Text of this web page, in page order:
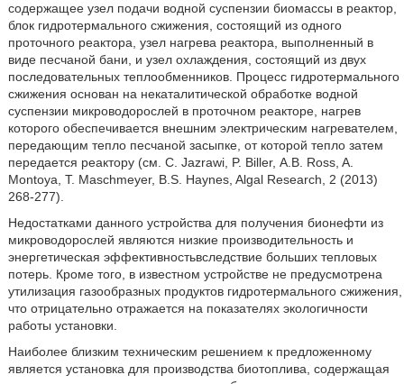
содержащее узел подачи водной суспензии биомассы в реактор,
блок гидротермального сжижения, состоящий из одного
проточного реактора, узел нагрева реактора, выполненный в
виде песчаной бани, и узел охлаждения, состоящий из двух
последовательных теплообменников. Процесс гидротермального
сжижения основан на некаталитической обработке водной
суспензии микроводорослей в проточном реакторе, нагрев
которого обеспечивается внешним электрическим нагревателем,
передающим тепло песчаной засыпке, от которой тепло затем
передается реактору (см. С. Jazrawi, P. Biller, А.В. Ross, A.
Montoya, Т. Maschmeyer, B.S. Haynes, Algal Research, 2 (2013)
268-277).
Недостатками данного устройства для получения бионефти из
микроводорослей являются низкие производительность и
энергетическая эффективностьвследствие больших тепловых
потерь. Кроме того, в известном устройстве не предусмотрена
утилизация газообразных продуктов гидротермального сжижения,
что отрицательно отражается на показателях экологичности
работы установки.
Наиболее близким техническим решением к предложенному
является установка для производства биотоплива, содержащая